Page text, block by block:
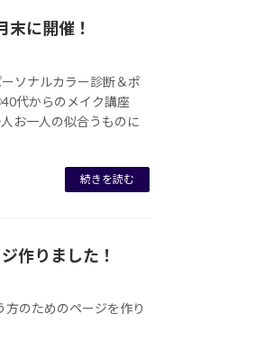
に開催！
ソナルカラー診断＆ポ
代からのメイク講座
お一人の似合うものに
続きを読む
作りました！
方のためのページを作り